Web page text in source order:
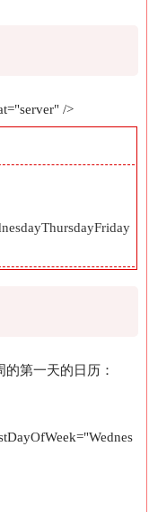
/>
ThursdayFriday
的第一天的日历：